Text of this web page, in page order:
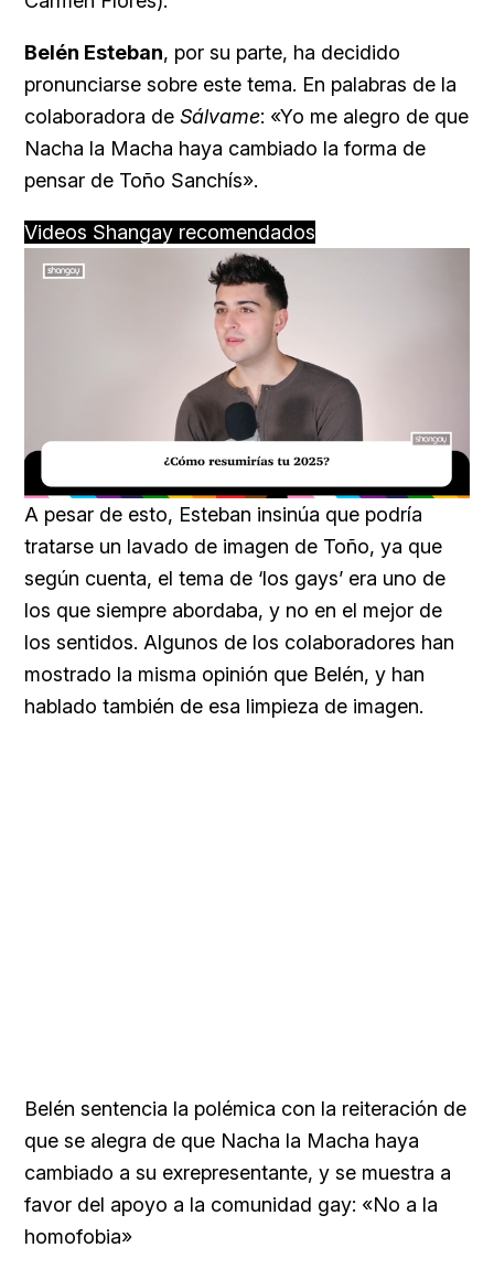
Belén Esteban, por su parte, ha decidido
pronunciarse sobre este tema. En palabras de la
colaboradora de Sálvame: «Yo me alegro de que
Nacha la Macha haya cambiado la forma de
pensar de Toño Sanchís».
Videos Shangay recomendados
Unmute Loaded:
29.95%
A pesar de esto, Esteban insinúa que podría
tratarse un lavado de imagen de Toño, ya que
según cuenta, el tema de ‘los gays’ era uno de
los que siempre abordaba, y no en el mejor de
los sentidos. Algunos de los colaboradores han
mostrado la misma opinión que Belén, y han
hablado también de esa limpieza de imagen.
Belén sentencia la polémica con la reiteración de
que se alegra de que Nacha la Macha haya
cambiado a su exrepresentante, y se muestra a
favor del apoyo a la comunidad gay: «No a la
homofobia»